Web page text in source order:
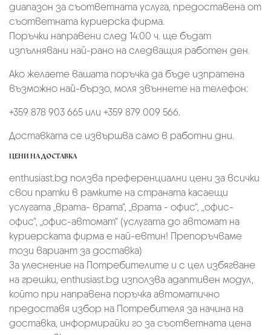
диапазон за съответната услуга, предоставена от
съответната куриерска фирма.
Поръчки направени след 14:00 ч. ще бъдат
изпълнявани най-рано на следващия работен ден.
Ако желаете вашата поръчка да бъде изпратена
възможно най-бързо, моля звъннете на телефон:
+359 878 903 665 или +359 879 009 566.
Доставката се извършва само в работни дни.
ЦЕНИ НА ДОСТАВКА
enthusiast.bg ползва преференциални цени за всички
свои пратки в рамките на страната касаещи
услугата „врата- врата“, „врата - офис“, „oфис-
офис“, „офис-автомат“ (услугата до автомат на
куриерската фирма е най-евтин! Препоръчваме
този вариант за доставка)
За улеснение на Потребителите и с цел избягване
на грешки, enthusiast.bg използва адаптивен модул,
който при направена поръчка автоматично
предоставя избор на Потребителя за начина на
доставка, информирайки го за съответната цена